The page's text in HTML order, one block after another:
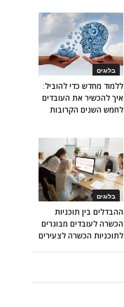
בלוגים
ללמוד מחדש כדי להוביל:
איך להכשיר את העובדים
לחמש השנים הקרובות
בלוגים
ההבדלים בין תוכניות
הכשרה לעובדים מבוגרים
לתוכניות הכשרה לצעירים